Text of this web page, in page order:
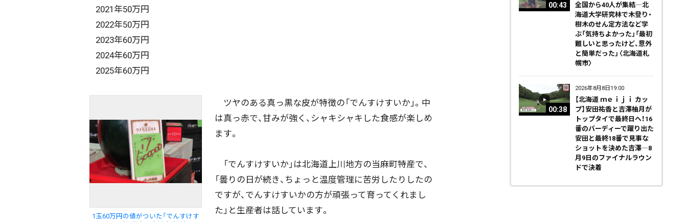
2021年50万円
2022年50万円
2023年60万円
2024年60万円
2025年60万円
1玉60万円の値がついた「でんすけす
ツヤのある真っ黒な皮が特徴の「でんすけすいか」。中
は真っ赤で、甘みが強く、シャキシャキした食感が楽しめ
ます。
「でんすけすいか」は北海道上川地方の当麻町特産で、
「曇りの日が続き、ちょっと温度管理に苦労したりしたの
ですが、でんすけすいかの方が頑張って育ってくれまし
た」と生産者は話しています。
00:43
全国から40人が集結―北
海道大学研究林で木登り・
樹木のせん定方法など学
ぶ「気持ちよかった」「最初
難しいと思ったけど、意外
と簡単だった」〈北海道札
幌市〉
00:38
2026年8月8日19:00
【北海道 ｍｅｉｊｉ カッ
プ】安田祐香と吉澤柚月が
トップタイで最終日へ！16
番のバーディーで躍り出た
安田と最終18番で見事な
ショットを決めた吉澤―8
月9日のファイナルラウン
ドで決着